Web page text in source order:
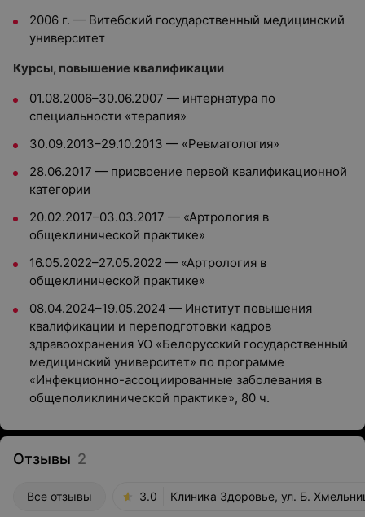
2006 г. — Витебский государственный медицинский
университет
Курсы, повышение квалификации
01.08.2006–30.06.2007 — интернатура по
специальности «терапия»
30.09.2013–29.10.2013 — «Ревматология»
28.06.2017 — присвоение первой квалификационной
категории
20.02.2017–03.03.2017 — «Артрология в
общеклинической практике»
16.05.2022–27.05.2022 — «Артрология в
общеклинической практике»
08.04.2024–19.05.2024 — Институт повышения
квалификации и переподготовки кадров
здравоохранения УО «Белорусский государственный
медицинский университет» по программе
«Инфекционно-ассоциированные заболевания в
общеполиклинической практике», 80 ч.
Отзывы 2
Все отзывы 3.0 Клиника Здоровье, ул. Б.